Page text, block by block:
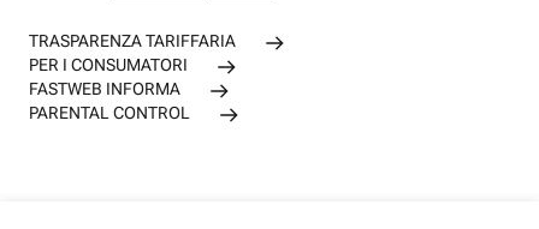
TRASPARENZA TARIFFARIA
PER I CONSUMATORI
FASTWEB INFORMA
PARENTAL CONTROL